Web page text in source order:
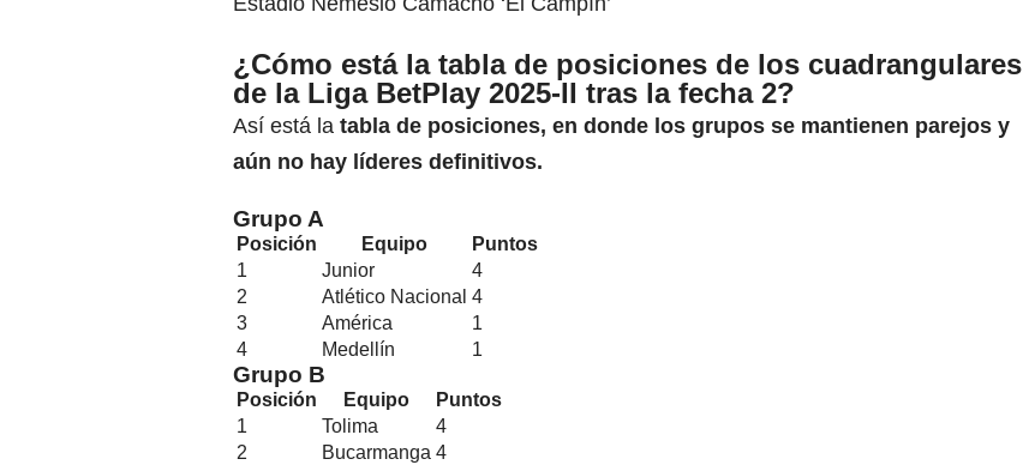
¿Cómo está la tabla de posiciones de los cuadrangulares
de la Liga BetPlay 2025-II tras la fecha 2?
Así está la tabla de posiciones, en donde los grupos se mantienen parejos y
aún no hay líderes definitivos.
Grupo A
Posición Equipo
Puntos
1
Junior
4
2
Atlético Nacional 4
3
América
1
4
Medellín 1
Grupo B
Posición Equipo
Puntos
1
Tolima
4
2
Bucarmanga 4